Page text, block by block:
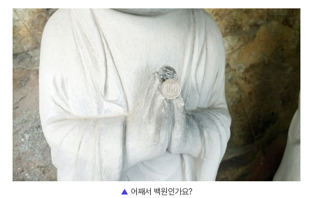
▲ 어째서 백원인가요?